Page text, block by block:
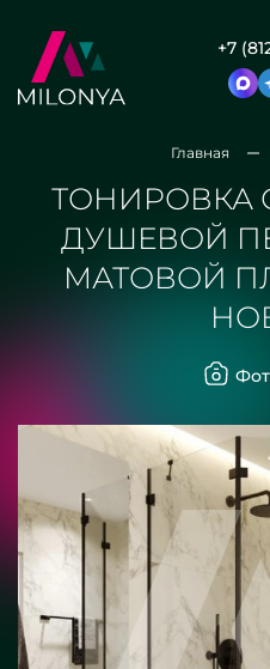
+7
Главная
ТОНИРОВКА
ДУШЕВОЙ
МАТОВОЙ